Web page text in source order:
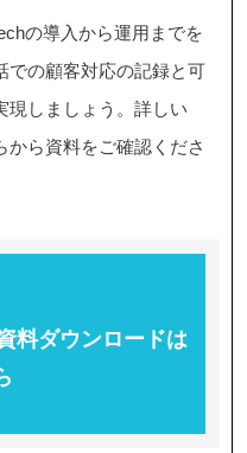
の導入から運用までを
での顧客対応の記録と可
現しましょう。詳しい
ら資料をご確認くださ
料ダウンロードは